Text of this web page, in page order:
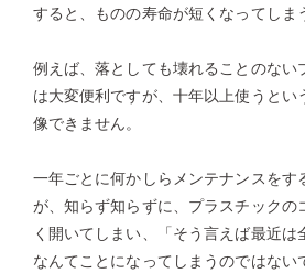
すると、ものの寿命が短くなってしま
例えば、落としても壊れることのない
は大変便利ですが、十年以上使うとい
像できません。
一年ごとに何かしらメンテナンスをす
が、知らず知らずに、プラスチックの
く開いてしまい、「そう言えば最近は
なんてことになってしまうのではない